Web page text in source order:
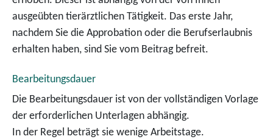
ausgeübten tierärztlichen Tätigkeit. Das erste Jahr,
nachdem Sie die Approbation oder die Berufserlaubnis
erhalten haben, sind Sie vom Beitrag befreit.
Bearbeitungsdauer
Die Bearbeitungsdauer ist von der vollständigen Vorlage
der erforderlichen Unterlagen abhängig.
In der Regel beträgt sie wenige Arbeitstage.